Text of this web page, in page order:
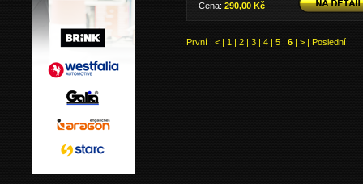
Cena: 290,00 Kč
První | < | 1 | 2 | 3 | 4 | 5 | 6 | > | Poslední